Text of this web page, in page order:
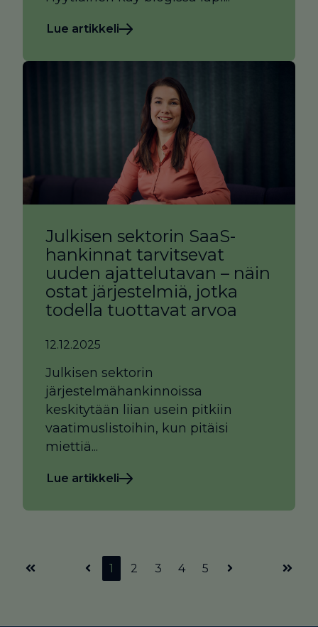
Lue artikkeli
Julkisen sektorin SaaS-
hankinnat tarvitsevat
uuden ajattelutavan – näin
ostat järjestelmiä, jotka
todella tuottavat arvoa
12.12.2025
Julkisen sektorin
järjestelmähankinnoissa
keskitytään liian usein pitkiin
vaatimuslistoihin, kun pitäisi
miettiä...
Lue artikkeli
EnsimmäinenEdellinen
1 2 3 4 5 Seuraava